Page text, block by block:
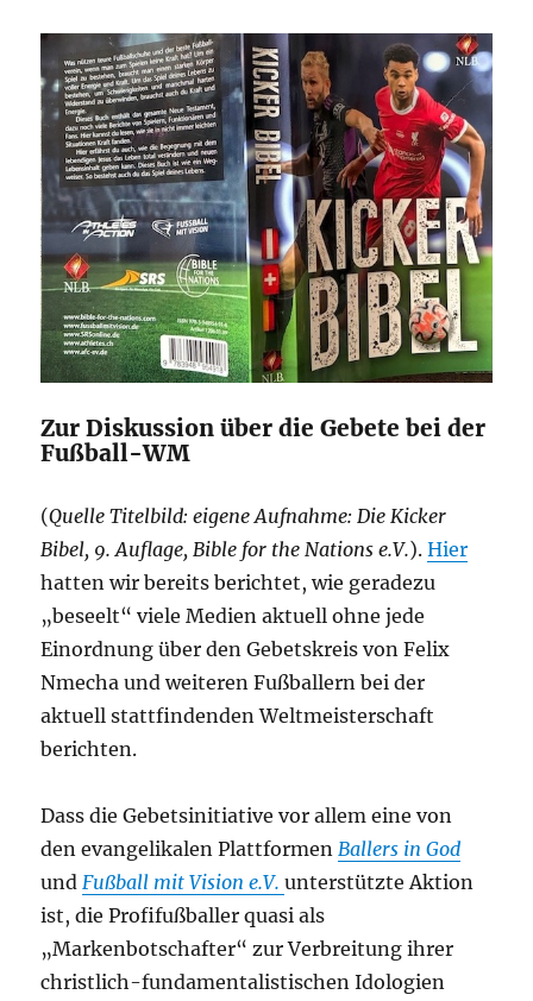
Zur Diskussion über die Gebete bei der
Fußball-WM
(Quelle Titelbild: eigene Aufnahme: Die Kicker
Bibel, 9. Auflage, Bible for the Nations e.V.).Hier
hatten wir bereits berichtet, wie geradezu
„beseelt“ viele Medien aktuell ohne jede
Einordnung über den Gebetskreis von Felix
Nmecha und weiteren Fußballern bei der
aktuell stattfindenden Weltmeisterschaft
berichten.
Dass die Gebetsinitiative vor allem eine von
den evangelikalen Plattformen Ballers in God
und Fußball mit Vision e.V.unterstützte Aktion
ist, die Profifußballer quasi als
„Markenbotschafter“ zur Verbreitung ihrer
christlich-fundamentalistischen Idologien